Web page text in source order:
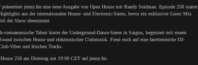
jenny.fm eine neue Ausgabe von Open House mit Randy Seidman. Episode 258 startet
aus der internationalen House- und Electronic-Szene, bevor ein exklusiver Guest Mix
der Show übernimmt.
vietnamesische Talent hinter der Underground-Dance-Szene in Saigon, begeistert mit einem
zwischen House und elektronischer Clubmusik. Freut euch auf eine facettenreiche DJ-
Vibes und frischen Tracks.
258 am Dienstag um 19:00 CET auf jenny.fm.